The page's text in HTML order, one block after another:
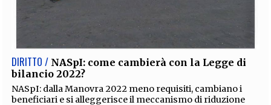
DIRITTO / NASpI: come cambierà con la Legge di
bilancio 2022?
NASpI: dalla Manovra 2022 meno requisiti, cambiano i
beneficiari e si alleggerisce il meccanismo di riduzione